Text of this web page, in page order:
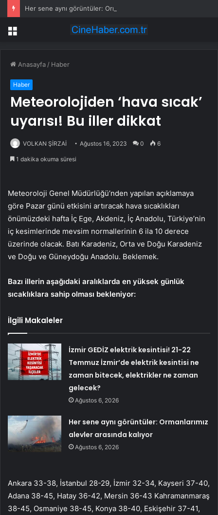
Menü
Anasayfa / Haber
Haber
Meteorolojiden ‘hava sıcak’
uyarısı! Bu iller dikkat
VOLKAN ŞİRZAİ Ağustos 16, 2023 0 6
1 dakika okuma süresi
Meteoroloji Genel Müdürlüğü’nden yapılan açıklamaya
göre Pazar günü etkisini artıracak hava sıcaklıkları
önümüzdeki hafta İç Ege, Akdeniz, İç Anadolu, Türkiye’nin
iç kesimlerinde mevsim normallerinin 6 ila 10 derece
üzerinde olacak. Batı Karadeniz, Orta ve Doğu Karadeniz
ve Doğu ve Güneydoğu Anadolu. Beklemek.
Bazı illerin aşağıdaki aralıklarda en yüksek günlük
sıcaklıklara sahip olması bekleniyor:
İlgili Makaleler
İzmir GEDİZ elektrik kesintisi! 21-22
Temmuz İzmir’de elektrik kesintisi ne
zaman bitecek, elektrikler ne zaman
gelecek?
Ağustos 6, 2026
Her sene aynı görüntüler: Ormanlarımız
alevler arasında kalıyor
Ağustos 6, 2026
Ankara 33-38, İstanbul 28-29, İzmir 32-34, Kayseri 37-40,
Adana 38-45, Hatay 36-42, Mersin 36-43 Kahramanmaraş
38-45, Osmaniye 38-45, Konya 38-40, Eskişehir 37-41,